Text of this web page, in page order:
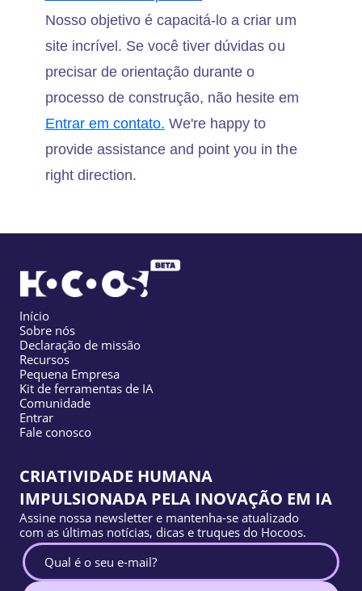
Nosso objetivo é capacitá-lo a criar um
site incrível. Se você tiver dúvidas ou
precisar de orientação durante o
processo de construção, não hesite em
Entrar em contato. We're happy to
provide assistance and point you in the
right direction.
Início
Sobre nós
Declaração de missão
Recursos
Pequena Empresa
Kit de ferramentas de IA
Comunidade
Entrar
Fale conosco
CRIATIVIDADE HUMANA
IMPULSIONADA PELA INOVAÇÃO EM IA
Assine nossa newsletter e mantenha-se atualizado
com as últimas notícias, dicas e truques do Hocoos.